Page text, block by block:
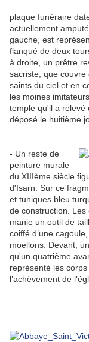
plaque funéraire
actuellement
gauche, est
flanqué de deux
à droite, un prêtre
sacriste, que
saints du ciel et en
les moines
temple qu'il a relevé
déposé le huitième
- Un reste de
peinture murale
du XIIIème siècle
d'Isarn. Sur ce
et tuniques bleu
de construction.
manie un outil de
coiffé d’une
moellons. Devant,
qu'un quatrième
représenté les
l’achèvement de